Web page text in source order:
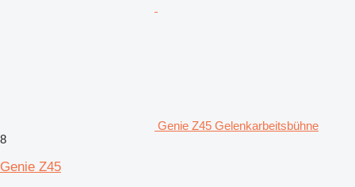
Genie Z45 Gelenkarbeitsbühne
8
Genie Z45